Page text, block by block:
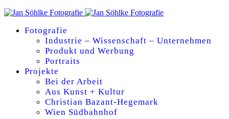
Fotografie
Industrie – Wissenschaft – Unternehmen
Produkt und Werbung
Portraits
Projekte
Bei der Arbeit
Aus Kunst + Kultur
Christian Bazant-Hegemark
Wien Südbahnhof